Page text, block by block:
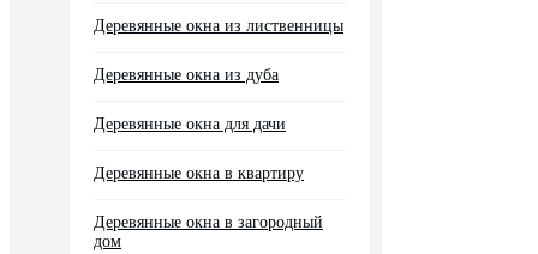
Деревянные окна из лиственницы
Деревянные окна из дуба
Деревянные окна для дачи
Деревянные окна в квартиру
Деревянные окна в загородный
дом